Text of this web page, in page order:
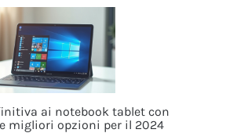
ai notebook tablet con
migliori opzioni per il 2024